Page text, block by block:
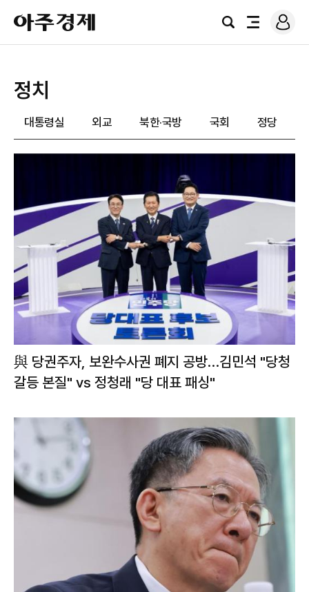
아
주
경
검
전
로
그
정치
대통령실 외교 북한·국방 국회 정당
與 당권주자, 보완수사권 폐지 공방…김민석 "당청
갈등 본질" vs 정청래 "당 대표 패싱"